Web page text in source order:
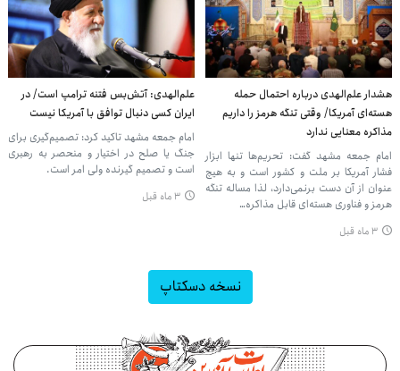
هشدار علم‌الهدی درباره احتمال حمله
هسته‌ای آمریکا/ وقتی تنگه هرمز را داریم
مذاکره معنایی ندارد
امام جمعه مشهد گفت: تحریم‌ها تنها ابزار
فشار آمریکا بر ملت و کشور است و به هیچ
عنوان از آن دست برنمی‌دارد، لذا مساله تنگه
هرمز و فناوری هسته‌ای قابل مذاکره…
۳ ماه قبل
علم‌الهدی: آتش‌بس فتنه ترامپ است/ در
ایران کسی دنبال توافق با آمریکا نیست
امام جمعه مشهد تاکید کرد: تصمیم‌گیری برای
جنگ یا صلح در اختیار و منحصر به رهبری
است و تصمیم گیرنده ولی امر است.
۳ ماه قبل
نسخه دسکتاپ